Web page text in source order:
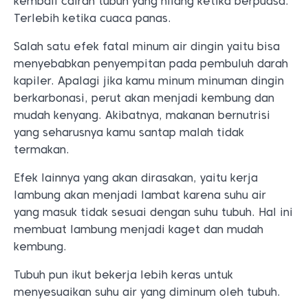
Terlebih ketika cuaca panas.
Salah satu efek fatal minum air dingin yaitu bisa
menyebabkan penyempitan pada pembuluh darah
kapiler. Apalagi jika kamu minum minuman dingin
berkarbonasi, perut akan menjadi kembung dan
mudah kenyang. Akibatnya, makanan bernutrisi
yang seharusnya kamu santap malah tidak
termakan.
Efek lainnya yang akan dirasakan, yaitu kerja
lambung akan menjadi lambat karena suhu air
yang masuk tidak sesuai dengan suhu tubuh. Hal ini
membuat lambung menjadi kaget dan mudah
kembung.
Tubuh pun ikut bekerja lebih keras untuk
menyesuaikan suhu air yang diminum oleh tubuh.